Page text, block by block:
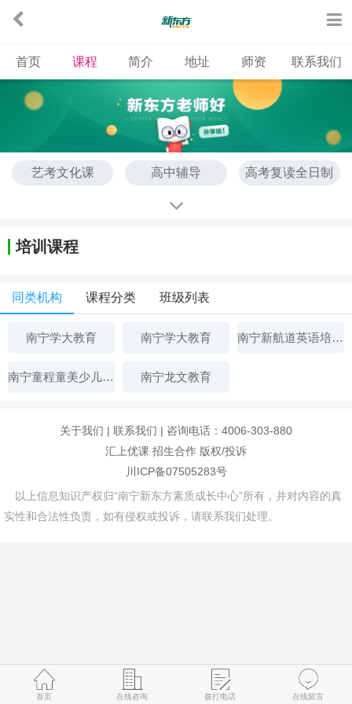
首页 课程 简介 地址 师资 联系我们
艺考文化课 高中辅导 高考复读全日制
PET
素养训练
培训课程
同类机构 课程分类 班级列表
南宁学大教育 南宁学大教育 南宁新航道英语培训学校
南宁童程童美少儿编程培训 南宁龙文教育
关于我们 | 联系我们 | 咨询电话：4006-303-880
汇上优课 招生合作 版权/投诉
川ICP备07505283号
以上信息知识产权归“南宁新东方素质成长中心”所有，并对内容的真
实性和合法性负责，如有侵权或投诉，请联系我们处理。
首页 在线咨询 拨打电话 在线留言